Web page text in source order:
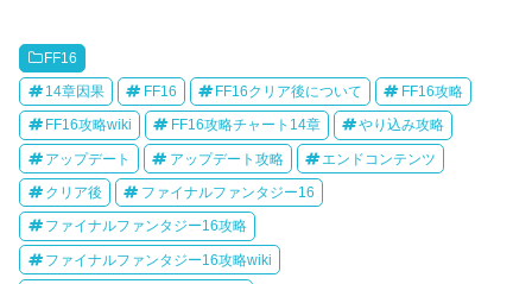
FF16
14章因果 FF16 FF16クリア後について FF16攻略
FF16攻略wiki FF16攻略チャート14章 やり込み攻略
アップデート アップデート攻略 エンドコンテンツ
クリア後 ファイナルファンタジー16
ファイナルファンタジー16攻略
ファイナルファンタジー16攻略wiki